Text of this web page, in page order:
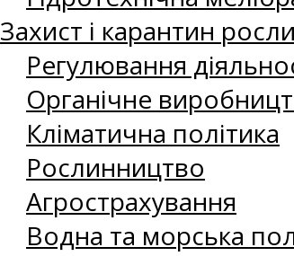
Захист і карантин
Регулювання
Органічне
Кліматична політика
Рослинництво
Агрострахування
Водна та морська